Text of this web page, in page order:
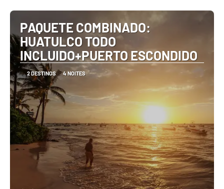
PAQUETE COMBINADO:
HUATULCO TODO
INCLUIDO+PUERTO ESCONDIDO
2 DESTINOS 4 NOITES